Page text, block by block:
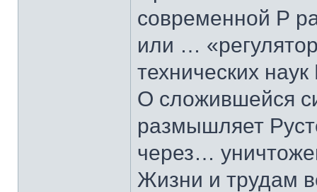
современной Р
или …
технических
О сложившейся
размышляет
через…
Жизни и трудам